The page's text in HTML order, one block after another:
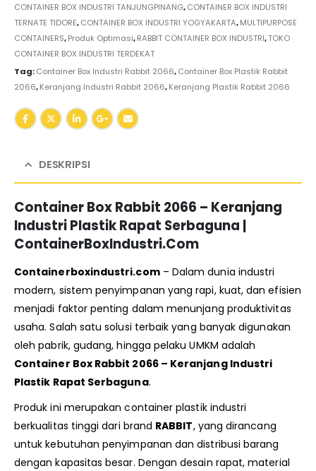
CONTAINER BOX INDUSTRI TANJUNGPINANG,CONTAINER BOX INDUSTRI
TERNATE TIDORE,CONTAINER BOX INDUSTRI YOGYAKARTA,MULTIPURPOSE
CONTAINERS,Produk Optimasi,RABBIT CONTAINER BOX INDUSTRI,TOKO
CONTAINER BOX INDUSTRI TERDEKAT
Tag:Container Box Industri Rabbit 2066,Container Box Plastik Rabbit
2066,Keranjang Industri Rabbit 2066,Keranjang Plastik Rabbit 2066
DESKRIPSI
Container Box Rabbit 2066 – Keranjang
Industri Plastik Rapat Serbaguna |
ContainerBoxIndustri.Com
Containerboxindustri.com– Dalam dunia industri
modern, sistem penyimpanan yang rapi, kuat, dan efisien
menjadi faktor penting dalam menunjang produktivitas
usaha. Salah satu solusi terbaik yang banyak digunakan
oleh pabrik, gudang, hingga pelaku UMKM adalah
Container Box Rabbit 2066 – Keranjang Industri
Plastik Rapat Serbaguna.
Produk ini merupakan container plastik industri
berkualitas tinggi dari brand RABBIT, yang dirancang
untuk kebutuhan penyimpanan dan distribusi barang
dengan kapasitas besar. Dengan desain rapat, material